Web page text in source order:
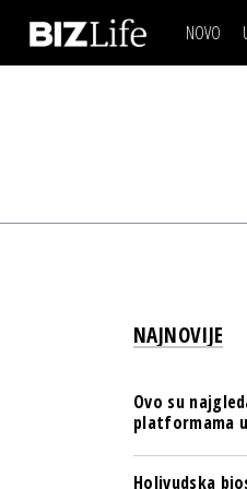
NOVO
NAJNOVIJE
Ovo su
platformama
Holivudska